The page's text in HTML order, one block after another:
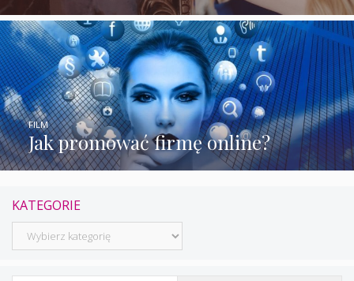
Jak promować firmę online?
FILM
KATEGORIE
Kategorie